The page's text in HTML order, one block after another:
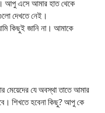
আপু এসে আমার হাত থেকে
দেখতে নেই।
জানি না। আমাকে
যে অবস্থা তাতে আমার
শিখতে হবেনা কিছু? আপু কে